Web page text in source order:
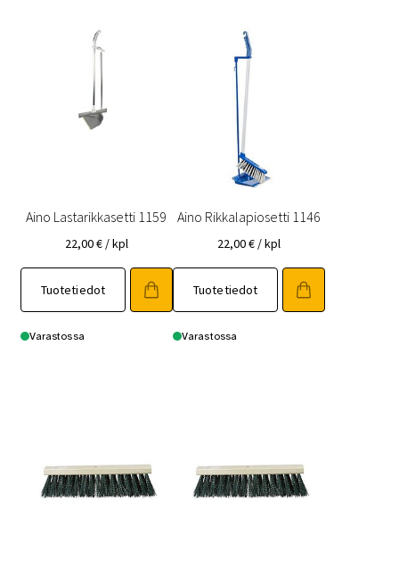
Aino Lastarikkasetti 1159
22,00€ / kpl
Tuotetiedot
Varastossa
Aino Rikkalapiosetti 1146
22,00€ / kpl
Tuotetiedot
Varastossa